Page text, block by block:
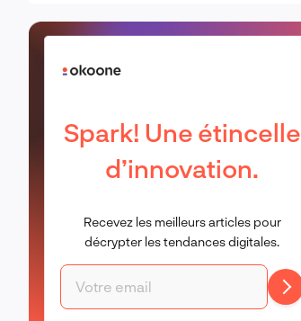
Spark! Une étincelle
d’innovation.
Recevez les meilleurs articles pour
décrypter les tendances digitales.